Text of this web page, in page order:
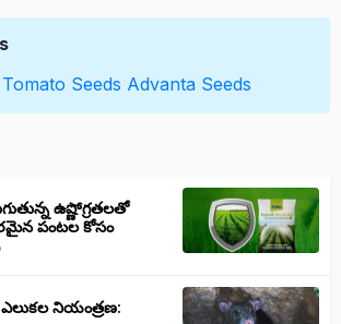
Tomato Seeds Advanta Seeds
ఉష్ణోగ్రతలతో
పంటల కోసం
నియంత్రణ: